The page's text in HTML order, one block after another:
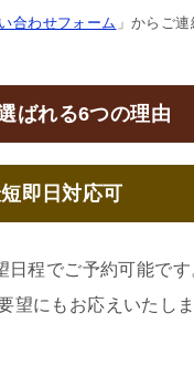
合わせフォーム 」からご
ばれる6つの理由
即日対応可
程でご予約可能で
望にもお応えいたしま